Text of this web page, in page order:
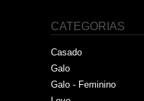
CATEGORIAS
Casado
Galo
Galo - Feminino